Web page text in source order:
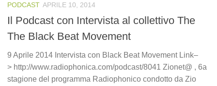
PODCAST APRILE 10, 2014
Il Podcast con Intervista al collettivo The
The Black Beat Movement
9 Aprile 2014 Intervista con Black Beat Movement Link–
> http://www.radiophonica.com/podcast/8041 Zionet@ , 6a
stagione del programma Radiophonico condotto da Zio